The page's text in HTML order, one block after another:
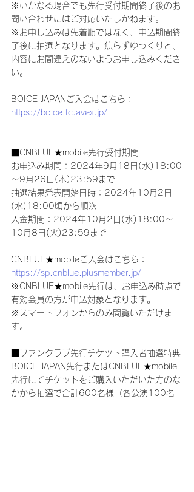
※いかなる場合でも先行受付期間終了後のお
問い合わせにはご対応いたしかねます。
※お申し込みは先着順ではなく、申込期間終
了後に抽選となります。焦らずゆっくりと、
内容にお間違えのないようお申し込みくださ
い。
BOICE JAPANご入会はこちら：
https://boice.fc.avex.jp/
■CNBLUE★mobile先行受付期間
お申込み期間：2024年9月18日(水)18:00
～9月26日(木)23:59まで
抽選結果発表開始日時：2024年10月2日
(水)18:00頃から順次
入金期間：2024年10月2日(水)18:00～
10月8日(火)23:59まで
CNBLUE★mobileご入会はこちら：
https://sp.cnblue.plusmember.jp/
※CNBLUE★mobile先行は、お申込み時点で
有効会員の方が申込対象となります。
※スマートフォンからのみ閲覧いただけま
す。
■ファンクラブ先行チケット購入者抽選特典
BOICE JAPAN先行またはCNBLUE★mobile
先行にてチケットをご購入いただいた方のな
かから抽選で合計600名様（各公演100名